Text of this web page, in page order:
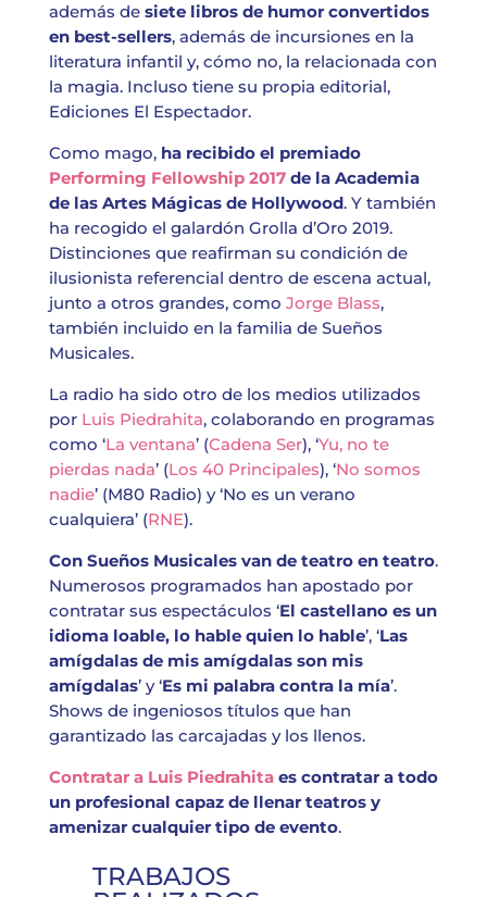
además de siete libros de humor convertidos
en best-sellers, además de incursiones en la
literatura infantil y, cómo no, la relacionada con
la magia. Incluso tiene su propia editorial,
Ediciones El Espectador.
Como mago, ha recibido el premiado
Performing Fellowship 2017de la Academia
de las Artes Mágicas de Hollywood. Y también
ha recogido el galardón Grolla d’Oro 2019.
Distinciones que reafirman su condición de
ilusionista referencial dentro de escena actual,
junto a otros grandes, como Jorge Blass,
también incluido en la familia de Sueños
Musicales.
La radio ha sido otro de los medios utilizados
por Luis Piedrahita, colaborando en programas
como ‘La ventana’ (Cadena Ser), ‘Yu, no te
pierdas nada’ (Los 40 Principales), ‘No somos
nadie’ (M80 Radio) y ‘No es un verano
cualquiera’ (RNE).
Con Sueños Musicales van de teatro en teatro.
Numerosos programados han apostado por
contratar sus espectáculos ‘El castellano es un
idioma loable, lo hable quien lo hable’, ‘Las
amígdalas de mis amígdalas son mis
amígdalas’ y ‘Es mi palabra contra la mía’.
Shows de ingeniosos títulos que han
garantizado las carcajadas y los llenos.
Contratar a Luis Piedrahitaes contratar a todo
un profesional capaz de llenar teatros y
amenizar cualquier tipo de evento.
TRABAJOS